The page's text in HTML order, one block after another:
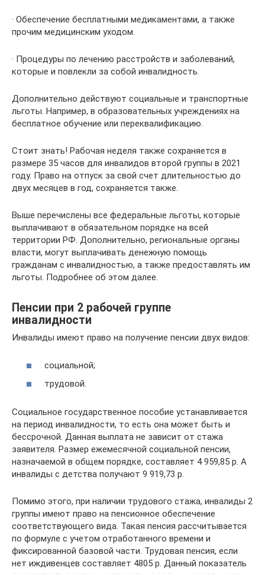
· Обеспечение бесплатными медикаментами, а также
прочим медицинским уходом.
· Процедуры по лечению расстройств и заболеваний,
которые и повлекли за собой инвалидность.
Дополнительно действуют социальные и транспортные
льготы. Например, в образовательных учреждениях на
бесплатное обучение или переквалификацию.
Стоит знать! Рабочая неделя также сохраняется в
размере 35 часов для инвалидов второй группы в 2021
году. Право на отпуск за свой счет длительностью до
двух месяцев в год, сохраняется также.
Выше перечислены все федеральные льготы, которые
выплачивают в обязательном порядке на всей
территории РФ. Дополнительно, региональные органы
власти, могут выплачивать денежную помощь
гражданам с инвалидностью, а также предоставлять им
льготы. Подробнее об этом далее.
Пенсии при 2 рабочей группе
инвалидности
Инвалиды имеют право на получение пенсии двух видов:
социальной;
трудовой.
Социальное государственное пособие устанавливается
на период инвалидности, то есть она может быть и
бессрочной. Данная выплата не зависит от стажа
заявителя. Размер ежемесячной социальной пенсии,
назначаемой в общем порядке, составляет 4 959,85 р. А
инвалиды с детства получают 9 919,73 р.
Помимо этого, при наличии трудового стажа, инвалиды 2
группы имеют право на пенсионное обеспечение
соответствующего вида. Такая пенсия рассчитывается
по формуле с учетом отработанного времени и
фиксированной базовой части. Трудовая пенсия, если
нет иждивенцев составляет 4805 р. Данный показатель